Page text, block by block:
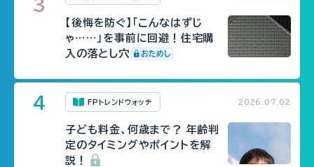
【後悔を防ぐ】「こんなはずじ
ゃ……」を事前に回避！住宅購
入の落とし穴
FPトレンドウォッチ 2026.07.02
子ども料金、何歳まで？ 年齢判
定のタイミングやポイントを解
説！